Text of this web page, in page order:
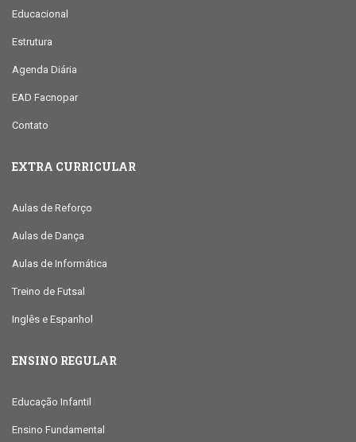
Educacional
Estrutura
Agenda Diária
EAD Facnopar
Contato
EXTRA CURRICULAR
Aulas de Reforço
Aulas de Dança
Aulas de Informática
Treino de Futsal
Inglês e Espanhol
ENSINO REGULAR
Educação Infantil
Ensino Fundamental